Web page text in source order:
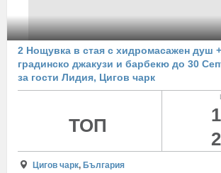
2 Нощувка в стая с хидромасажен душ
градинско джакузи и барбекю до 30
за гости Лидия, Цигов чарк
ТОП
Цигов чарк, България